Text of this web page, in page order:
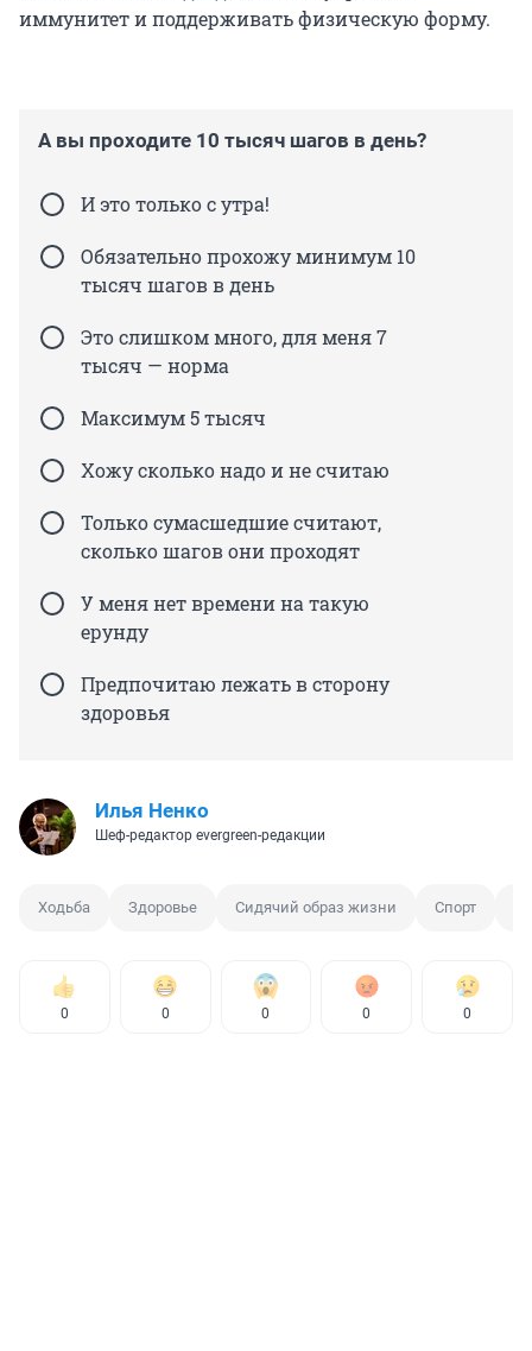
иммунитет и поддерживать физическую форму.
А вы проходите 10 тысяч шагов в день?
И это только с утра!
Обязательно прохожу минимум 10
тысяч шагов в день
Это слишком много, для меня 7
тысяч — норма
Максимум 5 тысяч
Хожу сколько надо и не считаю
Только сумасшедшие считают,
сколько шагов они проходят
У меня нет времени на такую
ерунду
Предпочитаю лежать в сторону
здоровья
Илья Ненко
Шеф-редактор evergreen-редакции
Ходьба Здоровье Сидячий образ жизни Спорт
0 0 0 0 0